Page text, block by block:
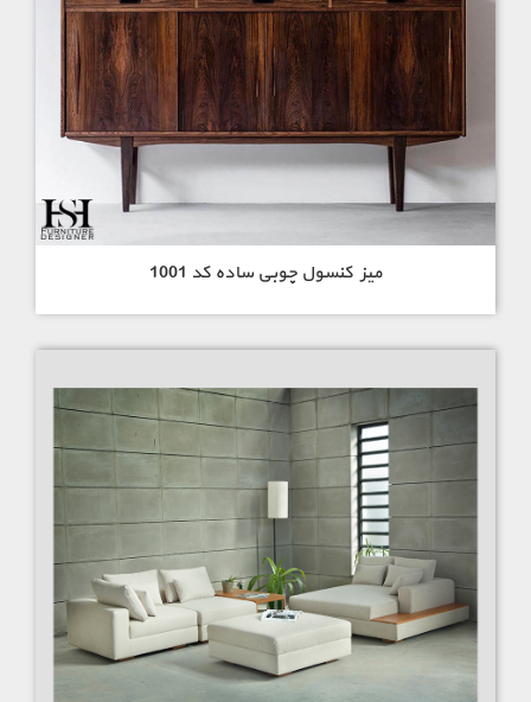
سرویس خواب لاکچری با قیمت
خرید مبلمان مدرن
سرویس مبلمان مدرن
میز کنسول چوبی ساده کد 1001